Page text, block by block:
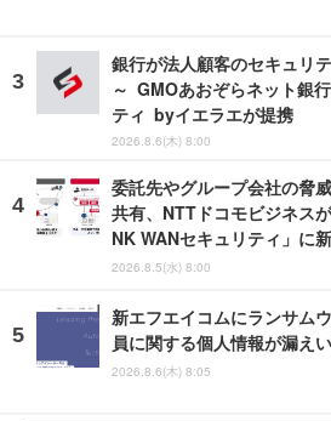
銀行が法人顧客のセキュリ
～ GMOあおぞらネット銀
ティ byイエラエが提携
2026.8.6(木) 8:00
委託先やグループ会社の脅
共有、NTTドコモビジネ
NK WANセキュリティ」に
2026.8.5(水) 8:00
新エフエイコムにランサム
員に関する個人情報が漏え
2026.8.6(木) 8:05